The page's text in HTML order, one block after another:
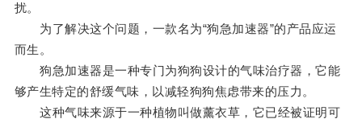
扰。
为了解决这个问题，一款名为“狗急加速器”的产品应运
而生。
狗急加速器是一种专门为狗狗设计的气味治疗器，它能
够产生特定的舒缓气味，以减轻狗狗焦虑带来的压力。
这种气味来源于一种植物叫做薰衣草，它已经被证明可